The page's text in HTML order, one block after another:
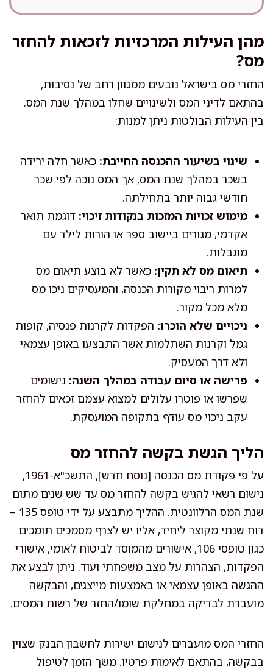
מהן העילות המרכזיות לזכאות להחזר
מס?
החזרי מס בישראל נובעים ממגוון רחב של נסיבות,
בהתאם לדיני המס ולשינויים שחלו במהלך שנת המס.
בין העילות הבולטות ניתן למנות:
שינוי בשיעור ההכנסה החייבת: כאשר חלה ירידה
בשכר במהלך שנת המס, אך המס נוכה לפי שכר
חודשי גבוה יותר בתחילתה.
מימוש זכויות המזכות בנקודות זיכוי: דוגמת תואר
אקדמי, מגורים ביישוב ספר או הורות לילד עם
מוגבלות.
תיאום מס לא תקין: כאשר לא בוצע תיאום מס
למרות ריבוי מקורות הכנסה, והמעסיקים ניכו מס
מלא מכל מקור.
ניכויים שלא הוכרו: הפקדות לקרנות פנסיה, קופות
גמל וקרנות השתלמות אשר התבצעו באופן עצמאי
ולא דרך המעסיק.
פרישה או סיום עבודה במהלך השנה: נישומים
שפרשו או פוטרו עלולים למצוא עצמם זכאים להחזר
עקב ניכוי מס עודף בתקופה המועסקת.
הליך הגשת בקשה להחזר מס
על פי פקודת מס הכנסה [נוסח חדש], התשכ"א-1961,
נישום רשאי להגיש בקשה להחזר מס עד שש שנים מתום
שנת המס הרלוונטית. ההליך מתבצע על ידי טופס 135 –
דוח שנתי מקוצר ליחיד, אליו יש לצרף מסמכים תומכים
כגון טופסי 106, אישורים מהמוסד לביטוח לאומי, אישורי
הפקדות, הצהרות על מצב משפחתי ועוד. ניתן לבצע את
ההגשה באופן עצמאי או באמצעות מייצגים, והבקשה
מועברת לבדיקה במחלקת שומו/החזר של רשות המסים.
החזרי המס מועברים לנישום ישירות לחשבון הבנק שצוין
בבקשה, בהתאם לאימות פרטיו. משך הזמן לטיפול